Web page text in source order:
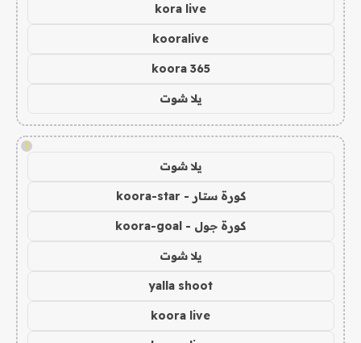
kora live
kooralive
koora 365
يلا شوت
!
يلا شوت
كورة ستار - koora-star
كورة جول - koora-goal
يلا شوت
yalla shoot
koora live